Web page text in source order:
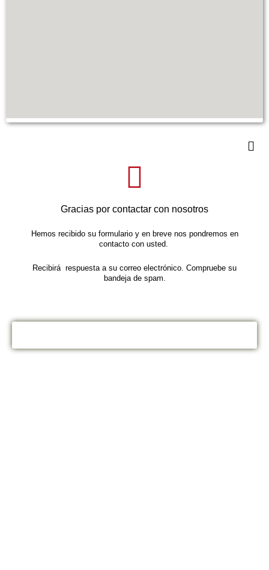
Gracias por contactar con nosotros
Hemos recibido su formulario y en breve nos pondremos en
contacto con usted.
Recibirá respuesta a su correo electrónico. Compruebe su
bandeja de spam.